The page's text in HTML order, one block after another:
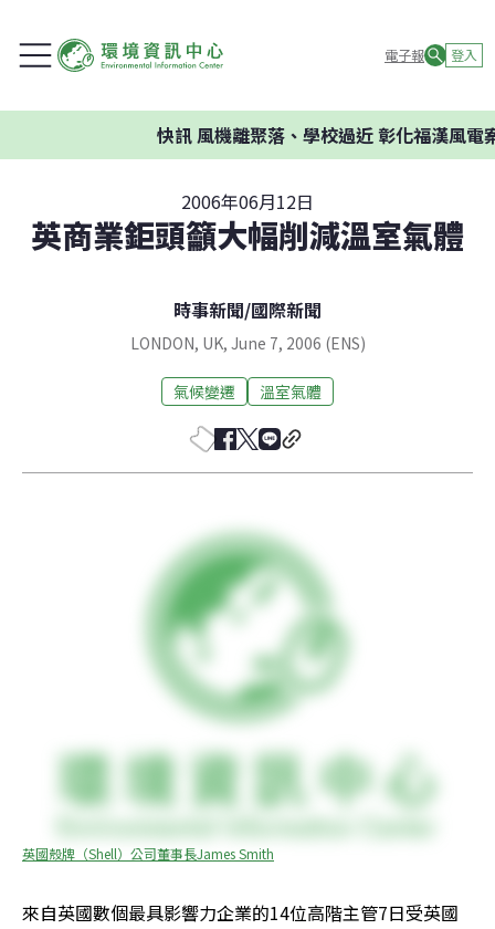
電子報 登入
快訊風機離聚落、學校過近 彰化福漢風電
2006年06月12日
英商業鉅頭籲大幅削減溫室氣體
時事新聞/國際新聞
LONDON, UK, June 7, 2006 (ENS)
氣候變遷 溫室氣體
英國殼牌（Shell）公司董事長James Smith
來自英國數個最具影響力企業的14位高階主管7日受英國